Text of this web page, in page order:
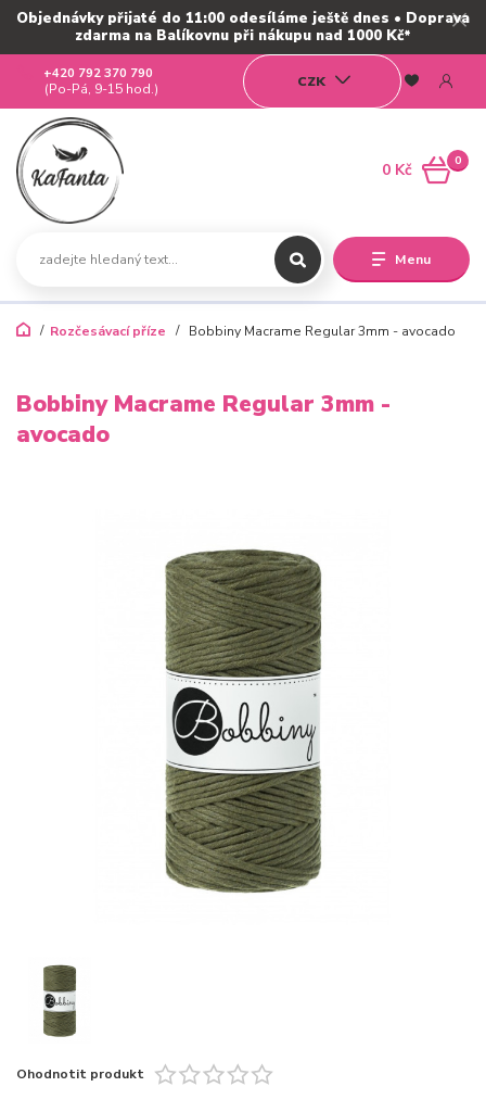
Objednávky přijaté do 11:00 odesíláme ještě dnes • Doprava
zdarma na Balíkovnu při nákupu nad 1000 Kč*
Menu
CZK
+420 792 370 790
(Po-Pá, 9-15 hod.)
0
0 Kč
Rozčesávací příze Bobbiny Macrame Regular 3mm - avocado
Bobbiny Macrame Regular 3mm -
avocado
Ohodnotit produkt